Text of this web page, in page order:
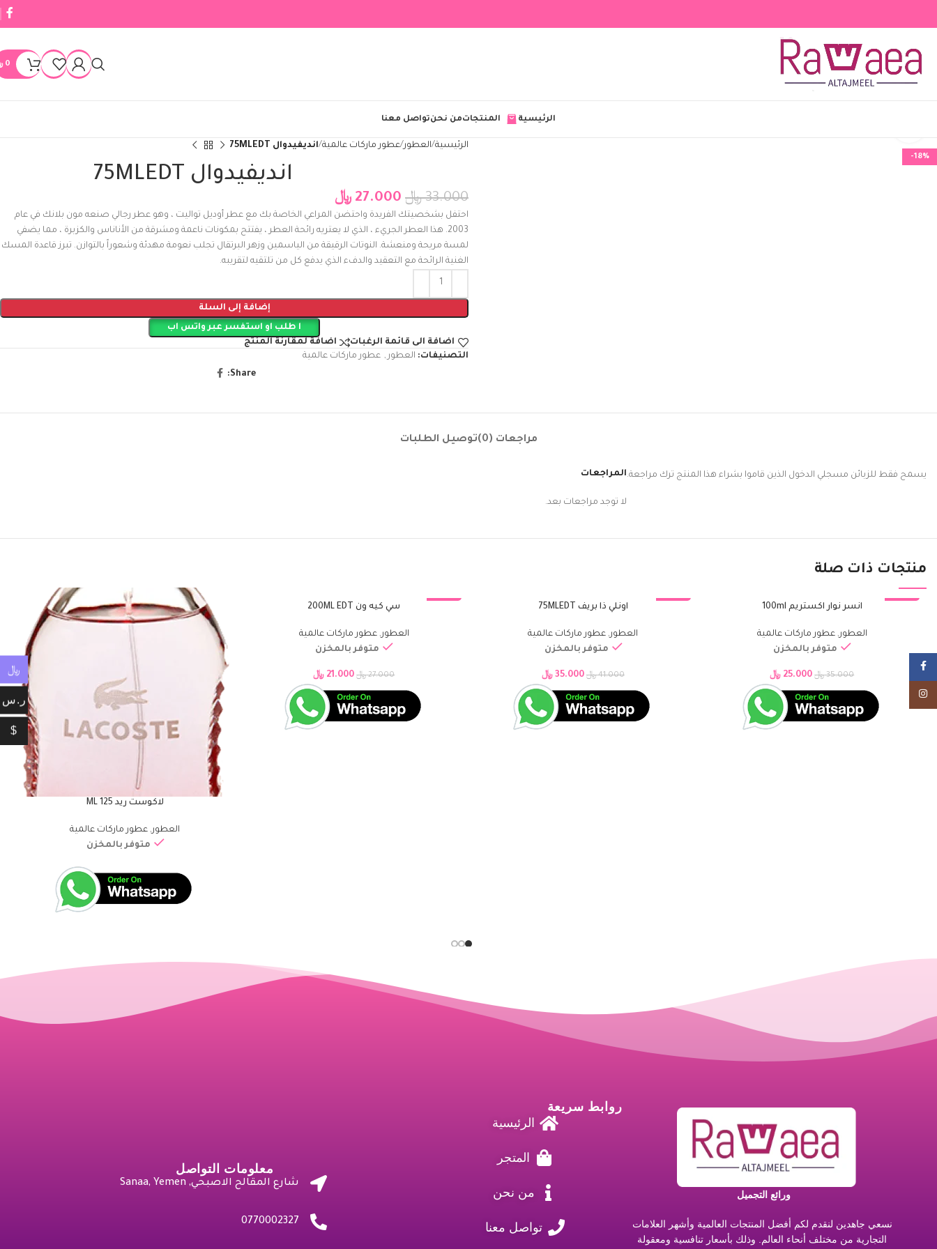
0
الرئيسية المنتجاتمن نحنتواصل معنا
-18%
الرئيسية العطور عطور ماركات عالمية انديفيدوال 75MLEDT
انديفيدوال 75MLEDT
33.000 ﷼ 27.000 ﷼
احتفل بشخصيتك الفريدة واحتضن المراعي الخاصة بك مع عطر أوديل تواليت ، وهو عطر رجالي صنعه مون بلانك في عام
2003. هذا العطر الجريء ، الذي لا يعتريه رائحة العطر ، يفتتح بمكونات ناعمة ومشرقة من الأناناس والكزبرة ، مما يضفي
لمسة مريحة ومنعشة. النوتات الرقيقة من الياسمين وزهر البرتقال تجلب نعومة مهدئة وشعوراً بالتوازن. تبرز قاعدة المسك
الغنية الرائحة مع التعقيد والدفء الذي يدفع كل من تلتقيه لتقريبه.
إضافة إلى السلة
ا طلب او استفسر عبر واتس اب
اضافة الى قائمة الرغبات
اضافة لمقارنة المنتج
التصنيفات: العطور , عطور ماركات عالمية
Share:
مراجعات (0) توصيل الطلبات
المراجعات
لا توجد مراجعات بعد.
يسمح فقط للزبائن مسجلي الدخول الذين قاموا بشراء هذا المنتج ترك مراجعة.
منتجات ذات صلة
إضافة إلى السلةانسر نوار اكستريم 100ml
العطور,عطور ماركات عالمية
متوفر بالمخزن
35.000 ﷼ 25.000 ﷼
إضافة إلى السلةاونلي ذا بريف 75MLEDT
العطور, عطور ماركات عالمية
متوفر بالمخزن
41.000 ﷼ 35.000 ﷼
إضافة إلى السلةسي كيه ون 200ML EDT
العطور,عطور ماركات عالمية
متوفر بالمخزن
27.000 ﷼ 21.000 ﷼
لاكوست ريد 125 ML
العطور, عطور ماركات عالمية
متوفر بالمخزن
ورائع التجميل
نسعي جاهدين لنقدم لكم أفضل المنتجات العالمية وأشهر العلامات
التجارية من مختلف أنحاء العالم. وذلك بأسعار تنافسية ومعقولة
روابط سريعة
الرئيسية
المتجر
من نحن
تواصل معنا
معلومات التواصل
شارع المقالح الاصبحي, Sanaa, Yemen
0770002327
Instagram
﷼
ر.س
$